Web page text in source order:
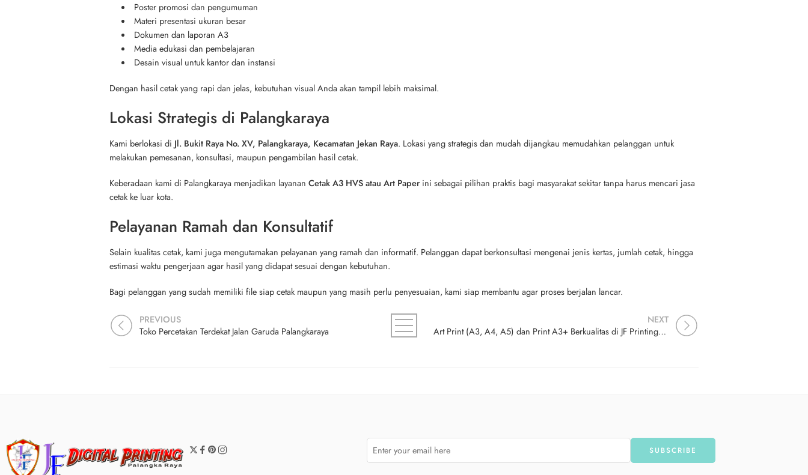
Poster promosi dan pengumuman
Materi presentasi ukuran besar
Dokumen dan laporan A3
Media edukasi dan pembelajaran
Desain visual untuk kantor dan instansi
Dengan hasil cetak yang rapi dan jelas, kebutuhan visual Anda akan tampil lebih maksimal.
Lokasi Strategis di Palangkaraya
Kami berlokasi di Jl. Bukit Raya No. XV, Palangkaraya, Kecamatan Jekan Raya. Lokasi yang strategis dan mudah dijangkau memudahkan pelanggan untuk
melakukan pemesanan, konsultasi, maupun pengambilan hasil cetak.
Keberadaan kami di Palangkaraya menjadikan layanan Cetak A3 HVS atau Art Paper ini sebagai pilihan praktis bagi masyarakat sekitar tanpa harus mencari jasa
cetak ke luar kota.
Pelayanan Ramah dan Konsultatif
Selain kualitas cetak, kami juga mengutamakan pelayanan yang ramah dan informatif. Pelanggan dapat berkonsultasi mengenai jenis kertas, jumlah cetak, hingga
estimasi waktu pengerjaan agar hasil yang didapat sesuai dengan kebutuhan.
Bagi pelanggan yang sudah memiliki file siap cetak maupun yang masih perlu penyesuaian, kami siap membantu agar proses berjalan lancar.
PREVIOUS
Toko Percetakan Terdekat Jalan Garuda Palangkaraya
NEXT
Art Print (A3, A4, A5) dan Print A3+ Berkualitas di JF Printing Grafik Palangkaraya